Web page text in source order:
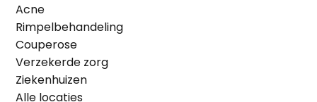
Acne
Rimpelbehandeling
Couperose
Verzekerde zorg
Ziekenhuizen
Alle locaties